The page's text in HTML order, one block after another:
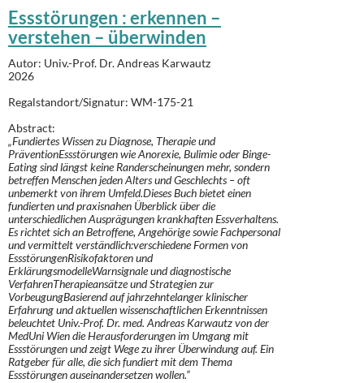
Essstörungen : erkennen –
verstehen – überwinden
Autor: Univ.-Prof. Dr. Andreas Karwautz
2026
Regalstandort/Signatur: WM-175-21
Abstract:
„Fundiertes Wissen zu Diagnose, Therapie und
PräventionEssstörungen wie Anorexie, Bulimie oder Binge-
Eating sind längst keine Randerscheinungen mehr, sondern
betreffen Menschen jeden Alters und Geschlechts – oft
unbemerkt von ihrem Umfeld.Dieses Buch bietet einen
fundierten und praxisnahen Überblick über die
unterschiedlichen Ausprägungen krankhaften Essverhaltens.
Es richtet sich an Betroffene, Angehörige sowie Fachpersonal
und vermittelt verständlich:verschiedene Formen von
EssstörungenRisikofaktoren und
ErklärungsmodelleWarnsignale und diagnostische
VerfahrenTherapieansätze und Strategien zur
VorbeugungBasierend auf jahrzehntelanger klinischer
Erfahrung und aktuellen wissenschaftlichen Erkenntnissen
beleuchtet Univ.-Prof. Dr. med. Andreas Karwautz von der
MedUni Wien die Herausforderungen im Umgang mit
Essstörungen und zeigt Wege zu ihrer Überwindung auf. Ein
Ratgeber für alle, die sich fundiert mit dem Thema
Essstörungen auseinandersetzen wollen.“